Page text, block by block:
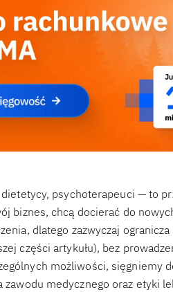
psychoterapeuci — to
biznes, chcą docierać do
dlatego zazwyczaj
części artykułu), bez
możliwości, sięgniemy
zawodu medycznego oraz etyki